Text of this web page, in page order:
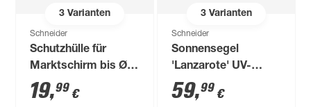
3Varianten
Schneider
Schutzhülle für
Marktschirm bis Ø
250 cm
19,99 €
3Varianten
Schneider
Sonnensegel
'Lanzarote' UV-
beständig/
360 x 360 cm
59,99 €